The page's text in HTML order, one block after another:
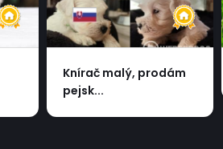
Knírač malý, prodám
pejsk...